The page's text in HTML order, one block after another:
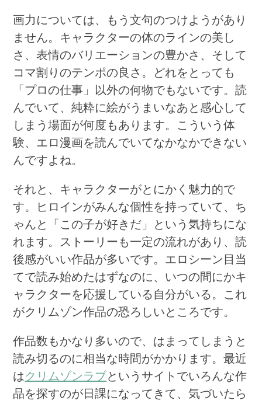
画力については、もう文句のつけようがあり
ません。キャラクターの体のラインの美し
さ、表情のバリエーションの豊かさ、そして
コマ割りのテンポの良さ。どれをとっても
「プロの仕事」以外の何物でもないです。読
んでいて、純粋に絵がうまいなあと感心して
しまう場面が何度もあります。こういう体
験、エロ漫画を読んでいてなかなかできない
んですよね。
それと、キャラクターがとにかく魅力的で
す。ヒロインがみんな個性を持っていて、ち
ゃんと「この子が好きだ」という気持ちにな
れます。ストーリーも一定の流れがあり、読
後感がいい作品が多いです。エロシーン目当
てで読み始めたはずなのに、いつの間にかキ
ャラクターを応援している自分がいる。これ
がクリムゾン作品の恐ろしいところです。
作品数もかなり多いので、はまってしまうと
読み切るのに相当な時間がかかります。最近
はクリムゾンラブというサイトでいろんな作
品を探すのが日課になってきて、気づいたら